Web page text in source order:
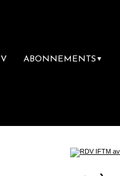
ABONNEMENTS ▼